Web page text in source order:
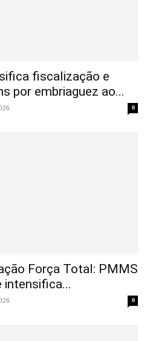
fiscalização e
por embriaguez ao...
0
Força Total: PMMS
intensifica...
0